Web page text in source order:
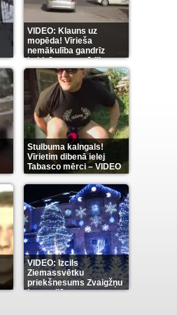
VIDEO: Klauns uz
mopēda! Vīrieša
nemākulība gandrīz
beidzās ar tragēdiju
(289)
Stulbuma kalngals!
Vīrietim dibenā ielej
Tabasco mērci – VIDEO
(7)
VIDEO: Izcils
Ziemassvētku
priekšnesums Zvaigžņu
karu stilā(7)